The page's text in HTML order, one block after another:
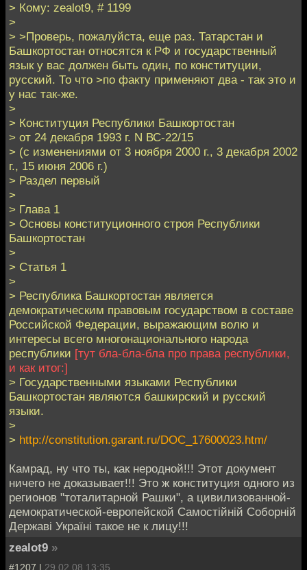
> Кому: zealot9, # 1199
>
> >Проверь, пожалуйста, еще раз. Татарстан и
Башкортостан относятся к РФ и государственный
язык у вас должен быть один, по конституции,
русский. То что >по факту применяют два - так это и
у нас так-же.
>
> Конституция Республики Башкортостан
> от 24 декабря 1993 г. N ВС-22/15
> (с изменениями от 3 ноября 2000 г., 3 декабря 2002
г., 15 июня 2006 г.)
> Раздел первый
>
> Глава 1
> Основы конституционного строя Республики
Башкортостан
>
> Статья 1
>
> Республика Башкортостан является
демократическим правовым государством в составе
Российской Федерации, выражающим волю и
интересы всего многонационального народа
республики [тут бла-бла-бла про права республики,
и как итог:]
> Государственными языками Республики
Башкортостан являются башкирский и русский
языки.
>
> http://constitution.garant.ru/DOC_17600023.htm/
Камрад, ну что ты, как неродной!!! Этот документ
ничего не доказывает!!! Это ж конституция одного из
регионов "тоталитарной Рашки", а цивилизованной-
демократической-европейской Самостійній Соборній
Державі Україні такое не к лицу!!!
zealot9 »
#1207 | 29.02.08 13:35